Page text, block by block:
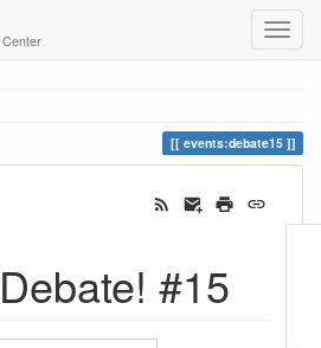
events:debate15
#15